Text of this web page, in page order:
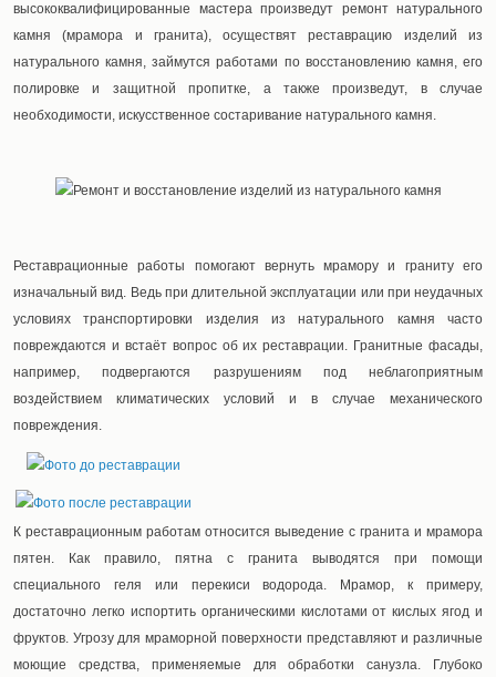
высококвалифицированные мастера произведут ремонт натурального
камня (мрамора и гранита), осуществят реставрацию изделий из
натурального камня, займутся работами по восстановлению камня, его
полировке и защитной пропитке, а также произведут, в случае
необходимости, искусственное состаривание натурального камня.
Реставрационные работы помогают вернуть мрамору и граниту его
изначальный вид. Ведь при длительной эксплуатации или при неудачных
условиях транспортировки изделия из натурального камня часто
повреждаются и встаёт вопрос об их реставрации. Гранитные фасады,
например, подвергаются разрушениям под неблагоприятным
воздействием климатических условий и в случае механического
повреждения.
К реставрационным работам относится выведение с гранита и мрамора
пятен. Как правило, пятна с гранита выводятся при помощи
специального геля или перекиси водорода. Мрамор, к примеру,
достаточно легко испортить органическими кислотами от кислых ягод и
фруктов. Угрозу для мраморной поверхности представляют и различные
моющие средства, применяемые для обработки санузла. Глубоко